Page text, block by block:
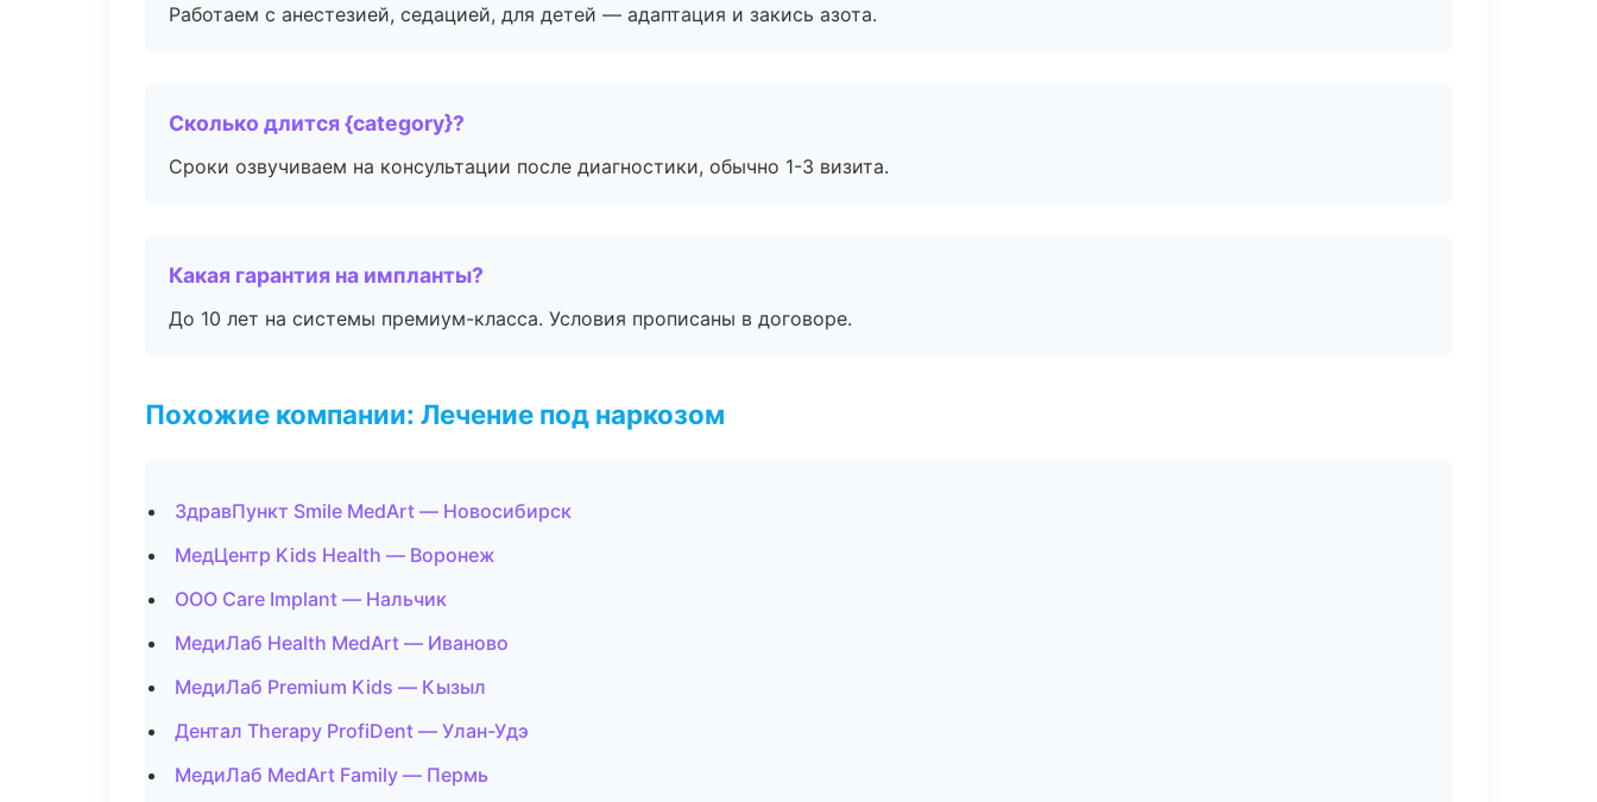
Работаем с анестезией, седацией, для детей — адаптация и закись азота.
Сколько длится {category}?
Сроки озвучиваем на консультации после диагностики, обычно 1-3 визита.
Какая гарантия на импланты?
До 10 лет на системы премиум-класса. Условия прописаны в договоре.
Похожие компании: Лечение под наркозом
ЗдравПункт Smile MedArt — Новосибирск
МедЦентр Kids Health — Воронеж
ООО Care Implant — Нальчик
МедиЛаб Health MedArt — Иваново
МедиЛаб Premium Kids — Кызыл
Дентал Therapy ProfiDent — Улан-Удэ
МедиЛаб MedArt Family — Пермь